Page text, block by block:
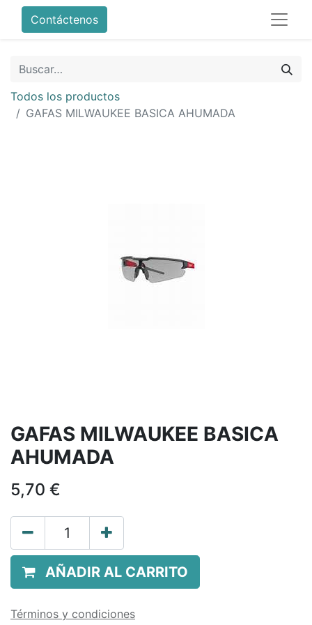
Contáctenos
Todos los productos
GAFAS MILWAUKEE BASICA AHUMADA
GAFAS MILWAUKEE BASICA
AHUMADA
5,70 €
AÑADIR AL CARRITO
Términos y condiciones